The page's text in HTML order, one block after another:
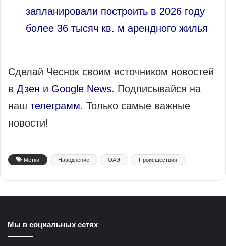
запланировали построить в 2026 году
более 36 тысяч кв. м арендного жилья
Сделай Чеснок своим источником новостей
в Дзен и Google News. Подписывайся на
наш телеграмм. Только самые важные
новости!
Метки Наводнение ОАЭ Происшествия
Мы в социальных сетях